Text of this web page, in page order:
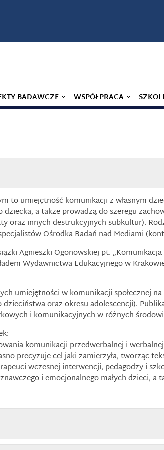
BADAWCZE WSPÓŁPRACA
to umiejętność komunikacji z własnym
a także prowadzą do szeregu
oraz innych destrukcyjnych subkultur).
Ośrodka Badań nad Mediami
Agnieszki Ogonowskiej pt.
Wydawnictwa Edukacyjnego w
umiejętności w komunikacji społecznej
oraz okresu adolescencji).
i komunikacyjnych w różnych
komunikacji przedwerbalnej i
precyzuje cel jaki zamierzyła, tworząc
wczesnej interwencji, pedagodzy i
i emocjonalnego małych dzieci, a